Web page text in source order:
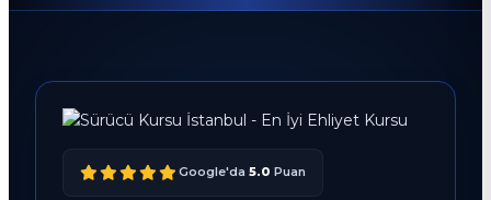
Google'da 5.0 Puan